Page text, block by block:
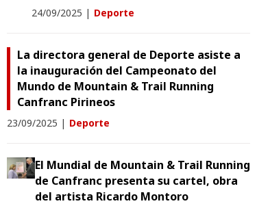
24/09/2025 | Deporte
La directora general de Deporte asiste a
la inauguración del Campeonato del
Mundo de Mountain & Trail Running
Canfranc Pirineos
23/09/2025 | Deporte
El Mundial de Mountain & Trail Running
de Canfranc presenta su cartel, obra
del artista Ricardo Montoro